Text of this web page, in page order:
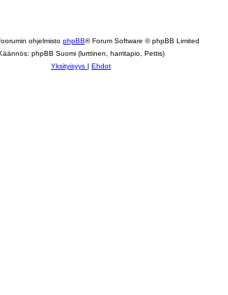
ohjelmisto phpBB® Forum Software © phpBB Limited
phpBB Suomi (lurttinen, harritapio, Pettis)
Yksityisyys
Ehdot